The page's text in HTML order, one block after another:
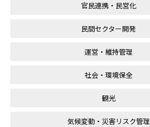
官民連携・民営化
民間セクター開発
運営・維持管理
社会・環境保全
観光
気候変動・災害リスク管理